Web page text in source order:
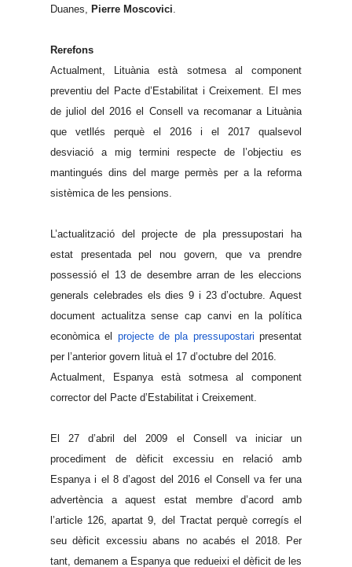
Duanes, Pierre Moscovici
Rerefons
Actualment, Lituània està sotmesa al component
preventiu del Pacte d’Estabilitat i Creixement. El mes
de juliol del 2016 el Consell va recomanar a Lituània
que vetllés perquè el 2016 i el 2017 qualsevol
desviació a mig termini respecte de l’objectiu es
mantingués dins del marge permès per a la reforma
sistèmica de les pensions.
L’actualització del projecte de pla pressupostari ha
estat presentada pel nou govern, que va prendre
possessió el 13 de desembre arran de les eleccions
generals celebrades els dies 9 i 23 d’octubre. Aquest
document actualitza sense cap canvi en la política
econòmica el projecte de pla pressupostari presentat
per l’anterior govern lituà el 17 d’octubre del 2016.
Actualment, Espanya està sotmesa al component
corrector del Pacte d’Estabilitat i Creixement.
El 27 d’abril del 2009 el Consell va iniciar un
procediment de dèficit excessiu en relació amb
Espanya i el 8 d’agost del 2016 el Consell va fer una
advertència a aquest estat membre d’acord amb
l’article 126, apartat 9, del Tractat perquè corregís el
seu dèficit excessiu abans no acabés el 2018. Per
tant, demanem a Espanya que redueixi el dèficit de les